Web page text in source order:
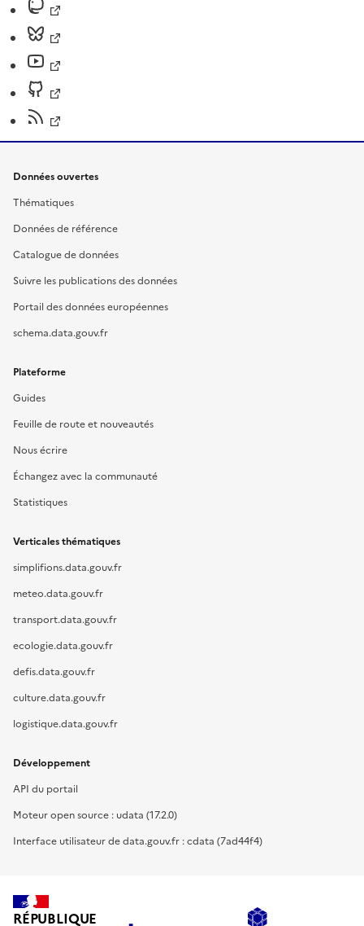
Données ouvertes
Thématiques
Données de référence
Catalogue de données
Suivre les publications des données
Portail des données européennes
schema.data.gouv.fr
Plateforme
Guides
Feuille de route et nouveautés
Nous écrire
Échangez avec la communauté
Statistiques
Verticales thématiques
simplifions.data.gouv.fr
meteo.data.gouv.fr
transport.data.gouv.fr
ecologie.data.gouv.fr
defis.data.gouv.fr
culture.data.gouv.fr
logistique.data.gouv.fr
Développement
API du portail
Moteur open source : udata (17.2.0)
Interface utilisateur de data.gouv.fr : cdata (7ad44f4)
RÉPUBLIQUE